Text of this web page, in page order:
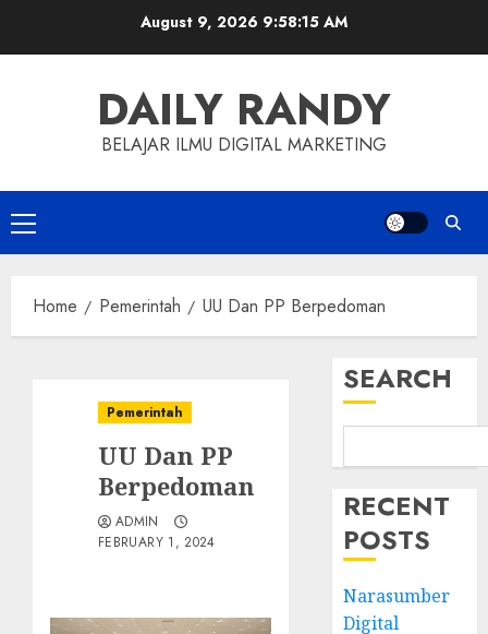
August 9, 2026 9:58:16 AM
DAILY RANDY
BELAJAR ILMU DIGITAL MARKETING
Primary
Menu
Home Pemerintah UU Dan PP Berpedoman
Pemerintah
UU Dan PP
Berpedoman
ADMIN
FEBRUARY 1, 2024
SEARCH
RECENT
POSTS
Narasumber
Digital